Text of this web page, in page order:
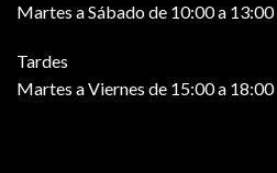
Martes a Sábado de 10:00 a 13:00
Tardes
Martes a Viernes de 15:00 a 18:00